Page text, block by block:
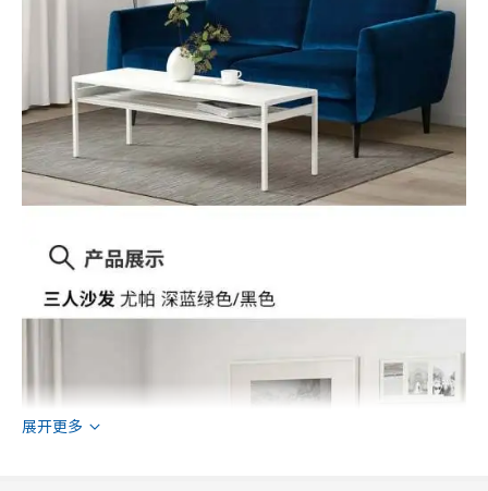
展开更多